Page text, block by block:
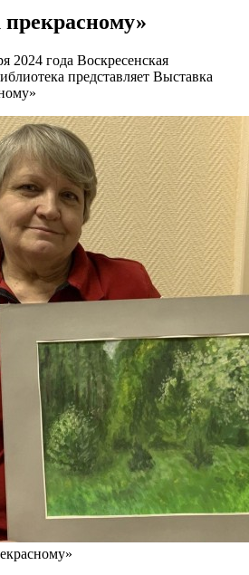
2024 года Воскресенская
представляет Выставка